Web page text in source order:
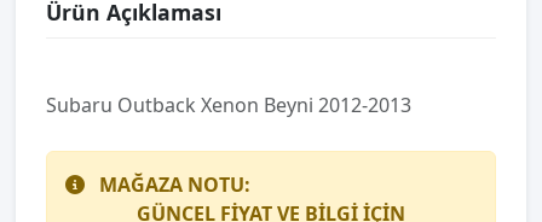
Ürün Açıklaması
Subaru Outback Xenon Beyni 2012-2013
MAĞAZA NOTU:
GÜNCEL FİYAT VE BİLGİ İÇİN